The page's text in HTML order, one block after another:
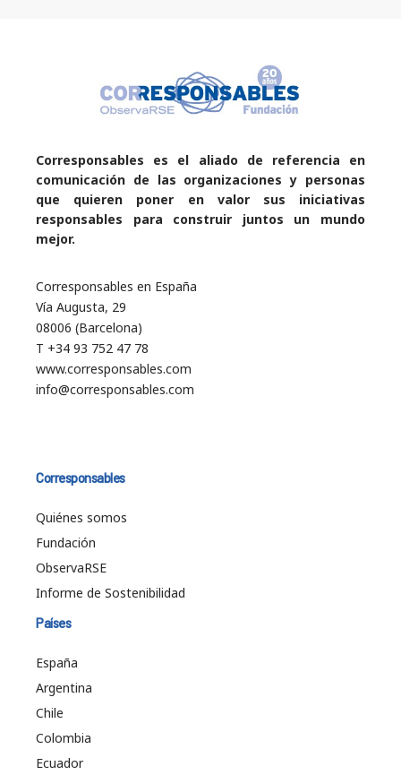
Corresponsables es el aliado de referencia en
comunicación de las organizaciones y personas
que quieren poner en valor sus iniciativas
responsables para construir juntos un mundo
mejor.
Corresponsables en España
Vía Augusta, 29
08006 (Barcelona)
T +34 93 752 47 78
www.corresponsables.com
info@corresponsables.com
Corresponsables
Quiénes somos
Fundación
ObservaRSE
Informe de Sostenibilidad
Países
España
Argentina
Chile
Colombia
Ecuador